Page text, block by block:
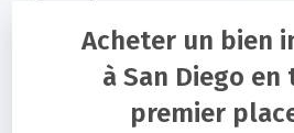
Acheter un bien
à San Diego
premier